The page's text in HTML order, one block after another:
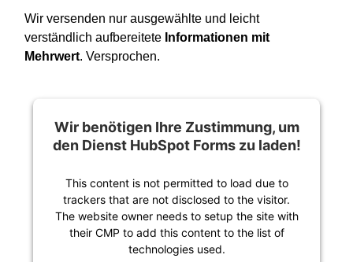
Wir versenden nur ausgewählte und leicht
verständlich aufbereitete Informationen mit
Mehrwert. Versprochen.
Wir benötigen Ihre Zustimmung, um
den Dienst HubSpot Forms zu laden!
This content is not permitted to load due to
trackers that are not disclosed to the visitor.
The website owner needs to setup the site with
their CMP to add this content to the list of
technologies used.